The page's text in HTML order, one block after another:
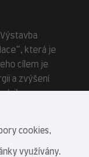
která je
cílem je
a zvýšení
cookies,
využívány.